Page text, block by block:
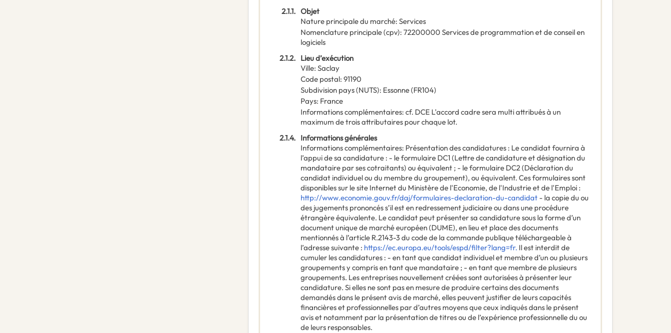
2.1.1. Objet
Nature principale du marché: Services
Nomenclature principale(cpv): 72200000 Services de programmation et de conseil en
logiciels
2.1.2. Lieu d’exécution
Ville: Saclay
Code postal: 91190
Subdivision pays (NUTS): Essonne(FR104)
Pays: France
Informations complémentaires: cf. DCE L'accord cadre sera multi attribués à un
maximum de trois attributaires pour chaque lot.
2.1.4. Informations générales
Informations complémentaires: Présentation des candidatures : Le candidat fournira à
l’appui de sa candidature : - le formulaire DC1 (Lettre de candidature et désignation du
mandataire par ses cotraitants) ou équivalent ; - le formulaire DC2 (Déclaration du
candidat individuel ou du membre du groupement), ou équivalent. Ces formulaires sont
disponibles sur le site Internet du Ministère de l'Economie, de l'Industrie et de l'Emploi :
http://www.economie.gouv.fr/daj/formulaires-declaration-du-candidat - la copie du ou
des jugements prononcés s’il est en redressement judiciaire ou dans une procédure
étrangère équivalente. Le candidat peut présenter sa candidature sous la forme d’un
document unique de marché européen (DUME), en lieu et place des documents
mentionnés à l’article R.2143-3 du code de la commande publique téléchargeable à
l’adresse suivante : https://ec.europa.eu/tools/espd/filter?lang=fr. Il est interdit de
cumuler les candidatures : - en tant que candidat individuel et membre d’un ou plusieurs
groupements y compris en tant que mandataire ; - en tant que membre de plusieurs
groupements. Les entreprises nouvellement créées sont autorisées à présenter leur
candidature. Si elles ne sont pas en mesure de produire certains des documents
demandés dans le présent avis de marché, elles peuvent justifier de leurs capacités
financières et professionnelles par d’autres moyens que ceux indiqués dans le présent
avis et notamment par la présentation de titres ou de l’expérience professionnelle du ou
de leurs responsables.